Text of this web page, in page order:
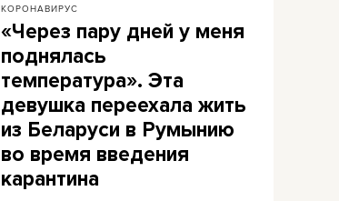
КОРОНАВИРУС
«Через пару дней у меня
поднялась
температура». Эта
девушка переехала жить
из Беларуси в Румынию
во время введения
карантина